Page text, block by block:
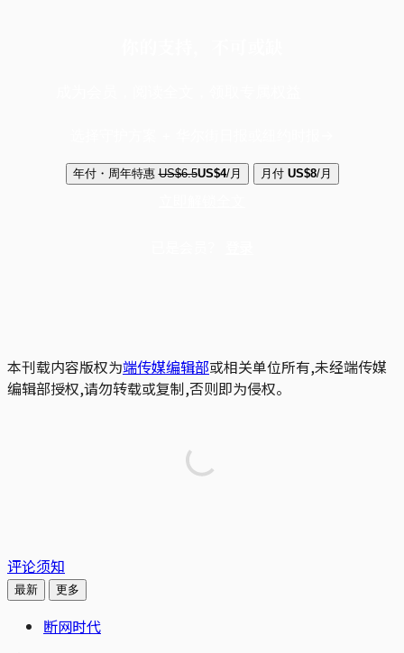
年付・周年特惠 US$6.5US$4/月 月付 US$8/月
本刊载内容版权为端传媒编辑部或相关单位所有,未经端传媒
编辑部授权,请勿转载或复制,否则即为侵权。
评论须知
最新 更多
断网时代